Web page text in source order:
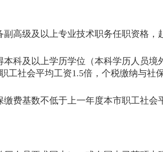
级及以上专业技术职务任职资格，
及以上学历学位（本科学历人员境
社会平均工资1.5倍，个税缴纳与社
基数不低于上一年度本市职工社会